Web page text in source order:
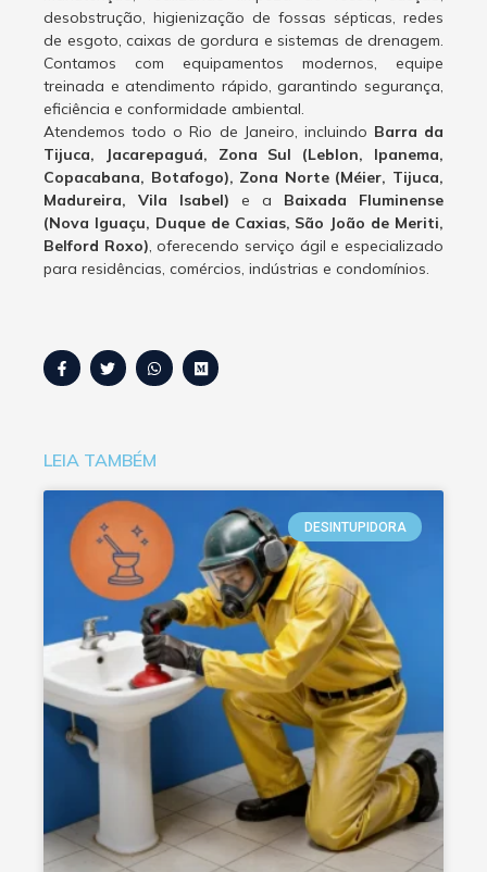
desobstrução, higienização de fossas sépticas, redes
de esgoto, caixas de gordura e sistemas de drenagem.
Contamos com equipamentos modernos, equipe
treinada e atendimento rápido, garantindo segurança,
eficiência e conformidade ambiental.
Atendemos todo o Rio de Janeiro, incluindo Barra da
Tijuca, Jacarepaguá, Zona Sul (Leblon, Ipanema,
Copacabana, Botafogo), Zona Norte (Méier, Tijuca,
Madureira, Vila Isabel) e a Baixada Fluminense
(Nova Iguaçu, Duque de Caxias, São João de Meriti,
Belford Roxo), oferecendo serviço ágil e especializado
para residências, comércios, indústrias e condomínios.
LEIA TAMBÉM
DESINTUPIDORA